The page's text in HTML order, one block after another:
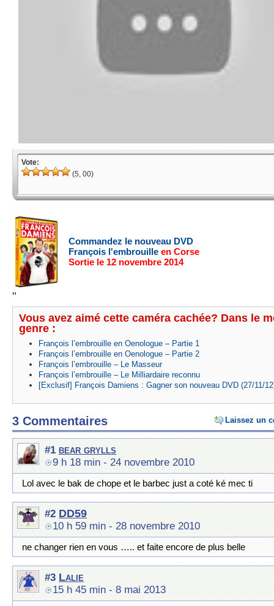
Vote:
(5, 00)
Commandez le nouveau DVD
François l'embrouille en Corse
Sortie le 12 novembre 2014
"
Vous avez aimé cette caméra cachée? Dans le
genre :
François l’embrouille en Oenologue – Partie 1
François l’embrouille en Oenologue – Partie 2
François l’embrouille – Le Masseur
François l’embrouille – Le Milliardaire reconnu
[Exclusif] François Damiens : Gagner son nouveau DVD (27/11/
Laissez un
3 Commentaires
#1 bear grylls
9 h 18 min - 24 novembre 2010
Lol avec le bak de chope et le barbec just a coté ké mec ti
#2 DD59
10 h 59 min - 28 novembre 2010
ne changer rien en vous ….. et faite encore de plus belle
#3 Lalie
15 h 45 min - 8 mai 2013